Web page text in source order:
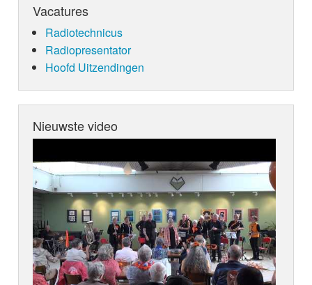
Vacatures
Radiotechnicus
Radiopresentator
Hoofd Uitzendingen
Nieuwste video